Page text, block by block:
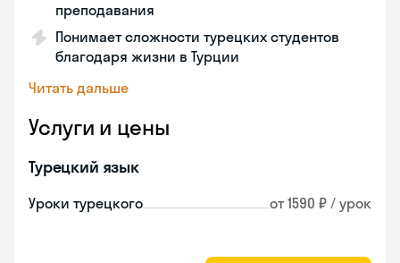
преподавания
Понимает сложности турецких студентов
благодаря жизни в Турции
Читать дальше
Услуги и цены
Турецкий язык
Уроки турецкого от 1590 ₽ / урок